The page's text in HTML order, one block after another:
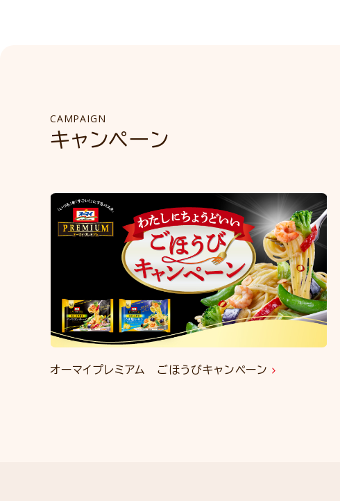
CAMPAIGN
キャンペーン
オーマイプレミアム ごほうびキャンペーン